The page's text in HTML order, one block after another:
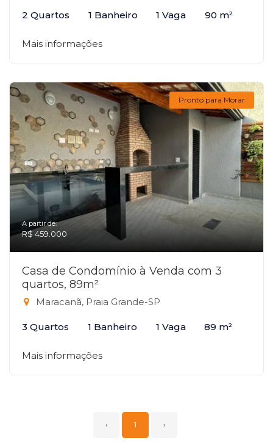
2 Quartos 1 Banheiro 1 Vaga 90 m²
Mais informações
Pronto para Morar
A partir de:
R$ 459.000
Casa de Condomínio à Venda com 3
quartos, 89m²
Maracanã, Praia Grande-SP
3 Quartos 1 Banheiro 1 Vaga 89 m²
Mais informações
‹ 1 ›